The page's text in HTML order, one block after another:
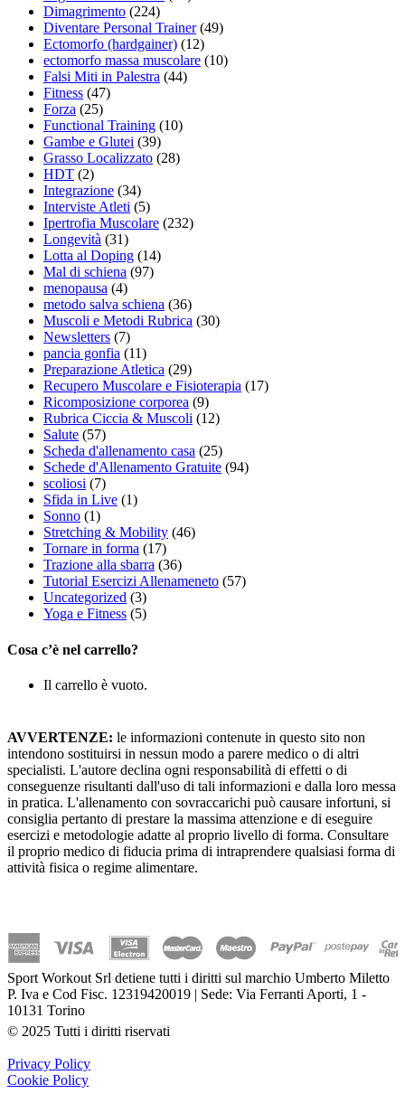
Dimagrimento (224)
Diventare Personal Trainer(49)
Ectomorfo (hardgainer) (12)
ectomorfo massa muscolare (10)
Falsi Miti in Palestra (44)
Fitness (47)
Forza (25)
Functional Training (10)
Gambe e Glutei (39)
Grasso Localizzato (28)
HDT (2)
Integrazione (34)
Interviste Atleti (5)
Ipertrofia Muscolare (232)
Longevità (31)
Lotta al Doping (14)
Mal di schiena (97)
menopausa (4)
metodo salva schiena (36)
Muscoli e Metodi Rubrica (30)
Newsletters (7)
pancia gonfia (11)
Preparazione Atletica (29)
Recupero Muscolare e Fisioterapia (17)
Ricomposizione corporea (9)
Rubrica Ciccia & Muscoli (12)
Salute (57)
Scheda d'allenamento casa (25)
Schede d'Allenamento Gratuite (94)
scoliosi (7)
Sfida in Live (1)
Sonno (1)
Stretching & Mobility (46)
Tornare in forma (17)
Trazione alla sbarra (36)
Tutorial Esercizi Allenameneto (57)
Uncategorized (3)
Yoga e Fitness (5)
Cosa c’è nel carrello?
Il carrello è vuoto.
AVVERTENZE: le informazioni contenute in questo sito non
intendono sostituirsi in nessun modo a parere medico o di altri
specialisti. L'autore declina ogni responsabilità di effetti o di
conseguenze risultanti dall'uso di tali informazioni e dalla loro messa
in pratica. L'allenamento con sovraccarichi può causare infortuni, si
consiglia pertanto di prestare la massima attenzione e di eseguire
esercizi e metodologie adatte al proprio livello di forma. Consultare
il proprio medico di fiducia prima di intraprendere qualsiasi forma di
attività fisica o regime alimentare.
Sport Workout Srl detiene tutti i diritti sul marchio Umberto Miletto
P. Iva e Cod Fisc. 12319420019 | Sede: Via Ferranti Aporti, 1 -
10131 Torino
© 2025 Tutti i diritti riservati
Privacy Policy
Cookie Policy